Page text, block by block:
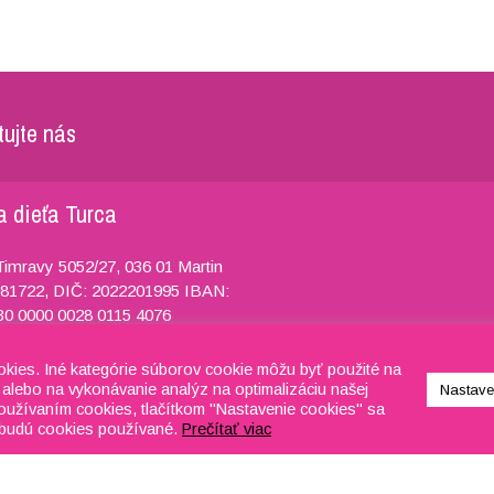
nás
dieťa Turca
5052/27, 036 01 Martin
DIČ: 2022201995 IBAN:
0000 0028 0115 4076
918 634 053
Iné kategórie súborov cookie môžu byť použité na
na vykonávanie analýz na optimalizáciu našej
cookies, tlačítkom "Nastavenie cookies" sa
cookies používané. Prečítať viac